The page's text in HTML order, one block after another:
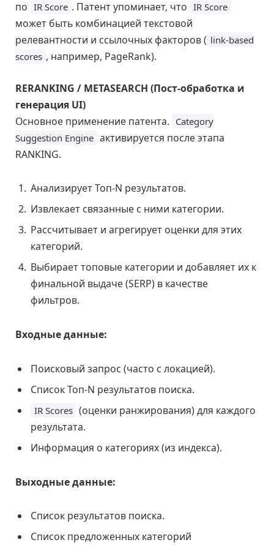
по IR Score . Патент упоминает, что IR Score
может быть комбинацией текстовой
релевантности и ссылочных факторов ( link-based
scores , например, PageRank).
RERANKING / METASEARCH (Пост-обработка и
генерация UI)
Основное применение патента. Category
Suggestion Engine активируется после этапа
RANKING.
Анализирует Топ-N результатов.
Извлекает связанные с ними категории.
Рассчитывает и агрегирует оценки для этих
категорий.
Выбирает топовые категории и добавляет их к
финальной выдаче (SERP) в качестве
фильтров.
Входные данные:
Поисковый запрос (часто с локацией).
Список Топ-N результатов поиска.
IR Scores (оценки ранжирования) для каждого
результата.
Информация о категориях (из индекса).
Выходные данные:
Список результатов поиска.
Список предложенных категорий